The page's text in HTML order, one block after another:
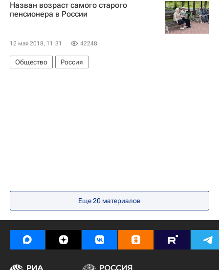
Назван возраст самого старого
пенсионера в России
12 мая 2018, 11:31 42248
Общество Россия
Еще 20 материалов